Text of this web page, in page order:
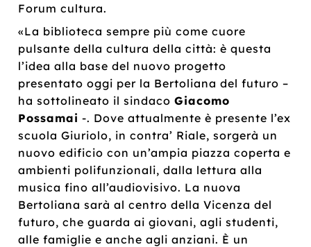
Forum cultura.
«La biblioteca sempre più come cuore
pulsante della cultura della città: è questa
l’idea alla base del nuovo progetto
presentato oggi per la Bertoliana del futuro –
ha sottolineato il sindacoGiacomo
Possamai -. Dove attualmente è presente l’ex
scuola Giuriolo, in contra’ Riale, sorgerà un
nuovo edificio con un’ampia piazza coperta e
ambienti polifunzionali, dalla lettura alla
musica fino all’audiovisivo. La nuova
Bertoliana sarà al centro della Vicenza del
futuro, che guarda ai giovani, agli studenti,
alle famiglie e anche agli anziani. È un